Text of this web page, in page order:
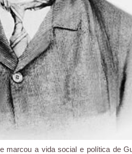
marcou a vida social e política de